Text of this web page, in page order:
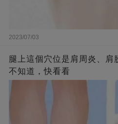
2023/07/03
腿上這個穴位是肩周炎、肩
不知道，快看看